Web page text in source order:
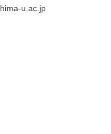
u.ac.jp